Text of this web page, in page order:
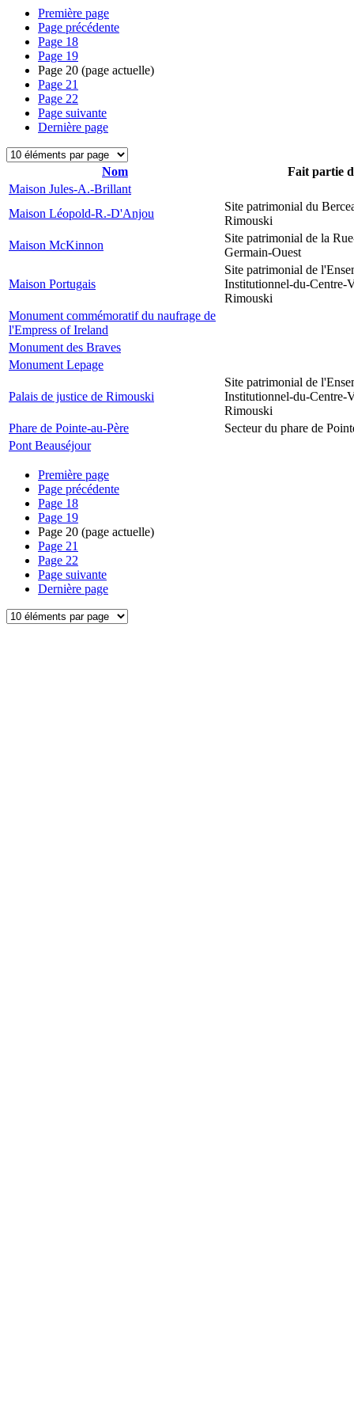
Première page
Page précédente
Page 18
Page 19
Page 20 (page actuelle)
Page 21
Page 22
Page suivante
Dernière page
Nom
Fait partie
Maison Jules-A.-Brillant
Maison Léopold-R.-D'Anjou
Site patrimonial du
Rimouski
Maison McKinnon
Site patrimonial de la
Germain-Ouest
Maison Portugais
Site patrimonial de
Institutionnel-du-Centre-
Rimouski
Monument commémoratif du naufrage de
l'Empress of Ireland
Monument des Braves
Monument Lepage
Palais de justice de Rimouski
Site patrimonial de
Institutionnel-du-Centre-
Rimouski
Phare de Pointe-au-Père
Secteur du phare de
Pont Beauséjour
Première page
Page précédente
Page 18
Page 19
Page 20 (page actuelle)
Page 21
Page 22
Page suivante
Dernière page